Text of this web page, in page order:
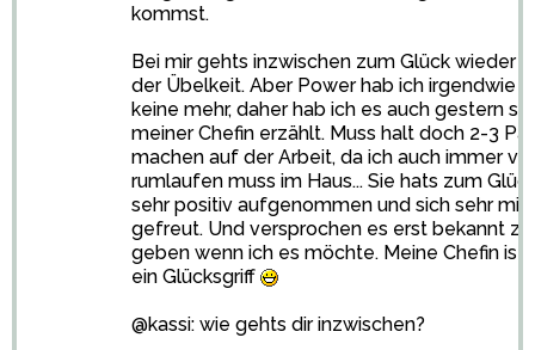
kommst.
Bei mir gehts inzwischen zum Glück wieder
der Übelkeit. Aber Power hab ich irgendwie
keine mehr, daher hab ich es auch gestern
meiner Chefin erzählt. Muss halt doch 2-3
machen auf der Arbeit, da ich auch immer
rumlaufen muss im Haus... Sie hats zum
sehr positiv aufgenommen und sich sehr mit
gefreut. Und versprochen es erst bekannt zu
geben wenn ich es möchte. Meine Chefin ist
ein Glücksgriff
@kassi: wie gehts dir inzwischen?